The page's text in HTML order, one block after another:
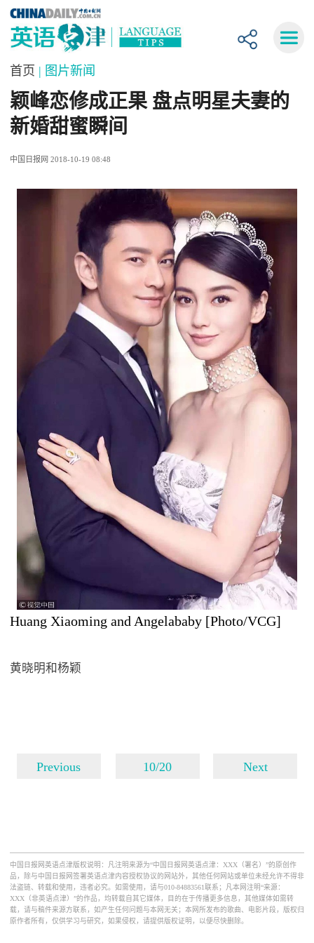
首页 | 图片新闻
颖峰恋修成正果 盘点明星夫妻的
新婚甜蜜瞬间
中国日报网 2018-10-19 08:48
Huang Xiaoming and Angelababy [Photo/VCG]
黄晓明和杨颖
Previous 10/20 Next
中国日报网英语点津版权说明：凡注明来源为“中国日报网英语点津：XXX（署名）”的原创作
品，除与中国日报网签署英语点津内容授权协议的网站外，其他任何网站或单位未经允许不得非
法盗链、转载和使用，违者必究。如需使用，请与010-84883561联系；凡本网注明“来源：
XXX（非英语点津）”的作品，均转载自其它媒体，目的在于传播更多信息，其他媒体如需转
载，请与稿件来源方联系，如产生任何问题与本网无关；本网所发布的歌曲、电影片段，版权归
原作者所有，仅供学习与研究，如果侵权，请提供版权证明，以便尽快删除。